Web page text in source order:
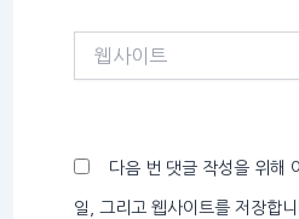
다음 번 댓글 작성을 위해
일, 그리고 웹사이트를 저장합니